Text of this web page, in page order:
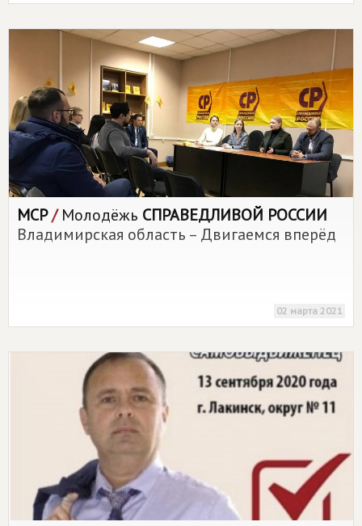
МСР/Молодёжь СПРАВЕДЛИВОЙ РОССИИ
Владимирская область – Двигаемся вперёд
02 марта 2021